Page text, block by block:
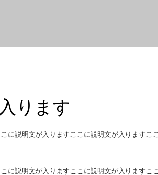
ります
に説明文が入りますここに説明文が入りますここ
に説明文が入りますここに説明文が入りますここ